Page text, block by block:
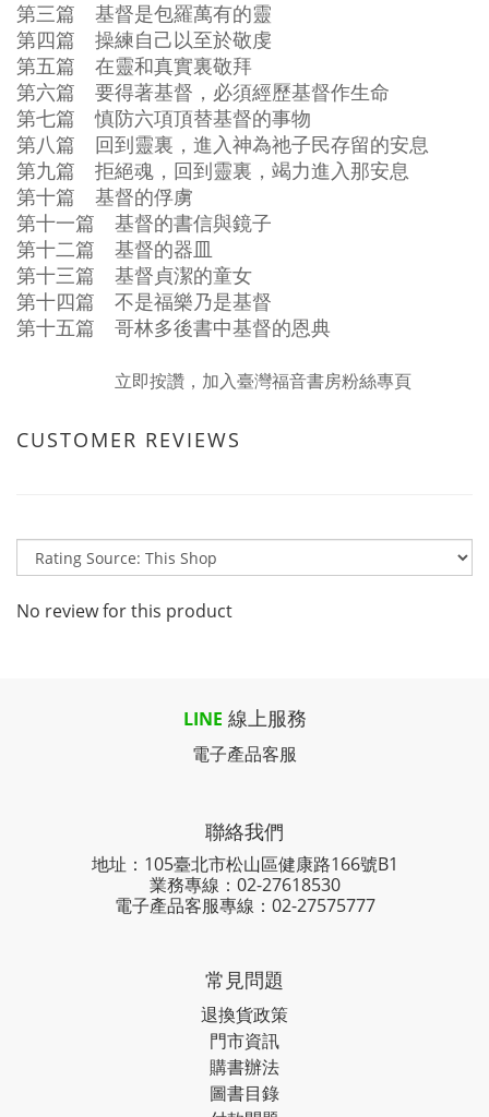
第三篇 基督是包羅萬有的靈
第四篇 操練自己以至於敬虔
第五篇 在靈和真實裏敬拜
第六篇 要得著基督，必須經歷基督作生命
第七篇 慎防六項頂替基督的事物
第八篇 回到靈裏，進入神為祂子民存留的安息
第九篇 拒絕魂，回到靈裏，竭力進入那安息
第十篇 基督的俘虜
第十一篇 基督的書信與鏡子
第十二篇 基督的器皿
第十三篇 基督貞潔的童女
第十四篇 不是福樂乃是基督
第十五篇 哥林多後書中基督的恩典
立即按讚，加入臺灣福音書房粉絲專頁
CUSTOMER REVIEWS
No review for this product
LINE 線上服務
電子產品客服
聯絡我們
地址：105臺北市松山區健康路166號B1
業務專線： 02-27618530
電子產品客服專線：02-27575777
常見問題
退換貨政策
門市資訊
購書辦法
圖書目錄